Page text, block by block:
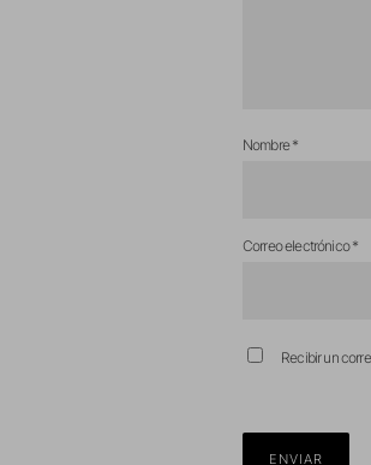
Nombre*
Correo electrónico*
Recibir un